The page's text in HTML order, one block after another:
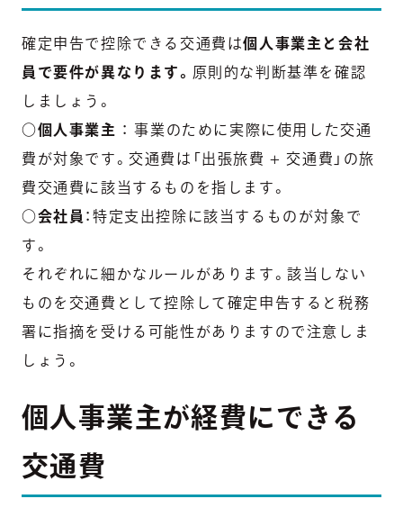
確定申告で控除できる交通費は個人事業主と会社
員で要件が異なります。 原則的な判断基準を確認
しましょう。
○個人事業主
： 事業のために実際に使用した交通
費が対象です。交通費は「出張旅費 + 交通費」の旅
費交通費に該当するものを指します。
○会社員 ：特定支出控除に該当するものが対象で
す。
それぞれに細かなルールがあります。該当しない
ものを交通費として控除して確定申告すると税務
署に指摘を受ける可能性がありますので注意しま
しょう。
個人事業主が経費にできる
交通費